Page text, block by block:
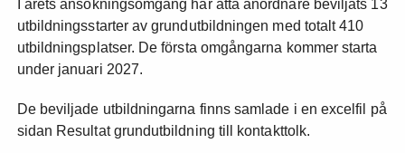
I årets ansökningsomgång har åtta anordnare beviljats 13
utbildningsstarter av grundutbildningen med totalt 410
utbildningsplatser. De första omgångarna kommer starta
under januari 2027.
De beviljade utbildningarna finns samlade i en excelfil på
sidan Resultat grundutbildning till kontakttolk.